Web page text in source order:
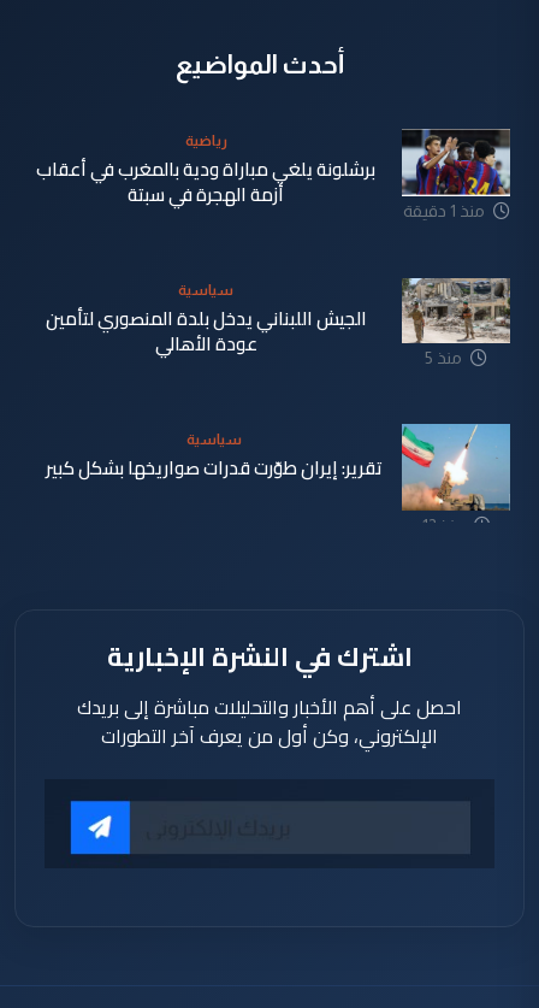
أحدث المواضيع
منذ 1 دقيقة
رياضية
برشلونة يلغي مباراة ودية بالمغرب في أعقاب
أزمة الهجرة في سبتة
منذ 5
سياسية
الجيش اللبناني يدخل بلدة المنصوري لتأمين
عودة الأهالي
منذ 12
سياسية
تقرير: إيران طوّرت قدرات صواريخها بشكل كبير
اشترك في النشرة الإخبارية
احصل على أهم الأخبار والتحليلات مباشرة إلى بريدك
الإلكتروني، وكن أول من يعرف آخر التطورات